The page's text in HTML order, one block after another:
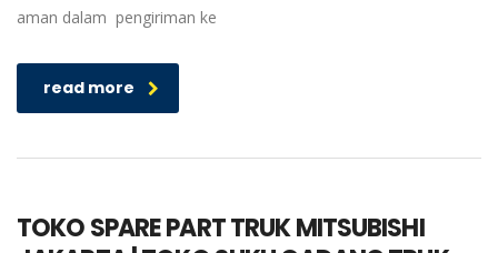
aman dalam pengiriman ke
read more
TOKO SPARE PART TRUK MITSUBISHI